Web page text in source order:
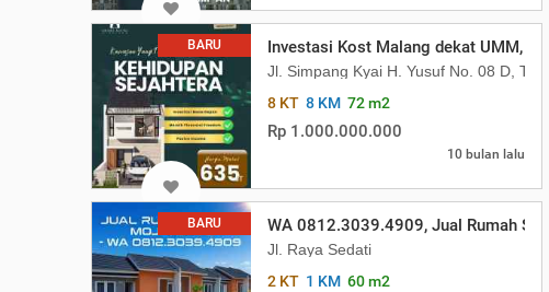
BARU Investasi Kost Malang dekat UMM,
Jl. Simpang Kyai H. Yusuf No. 08 D,
8 KT 8 KM 72 m2
Rp 1.000.000.000
10 bulan lalu
BARU WA 0812.3039.4909, Jual Rumah
Jl. Raya Sedati
2 KT 1 KM 60 m2